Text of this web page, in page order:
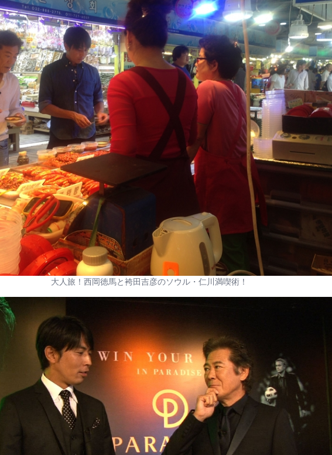
大人旅！西岡徳馬と袴田吉彦のソウル・仁川満喫術！